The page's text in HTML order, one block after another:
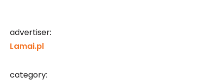
advertiser:
Lamai.pl
category: